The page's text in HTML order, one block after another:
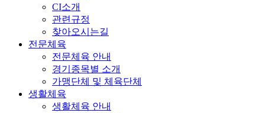
CI소개
관련규정
찾아오시는길
전문체육
전문체육 안내
경기종목별 소개
가맹단체 및 체육단체
생활체육
생활체육 안내